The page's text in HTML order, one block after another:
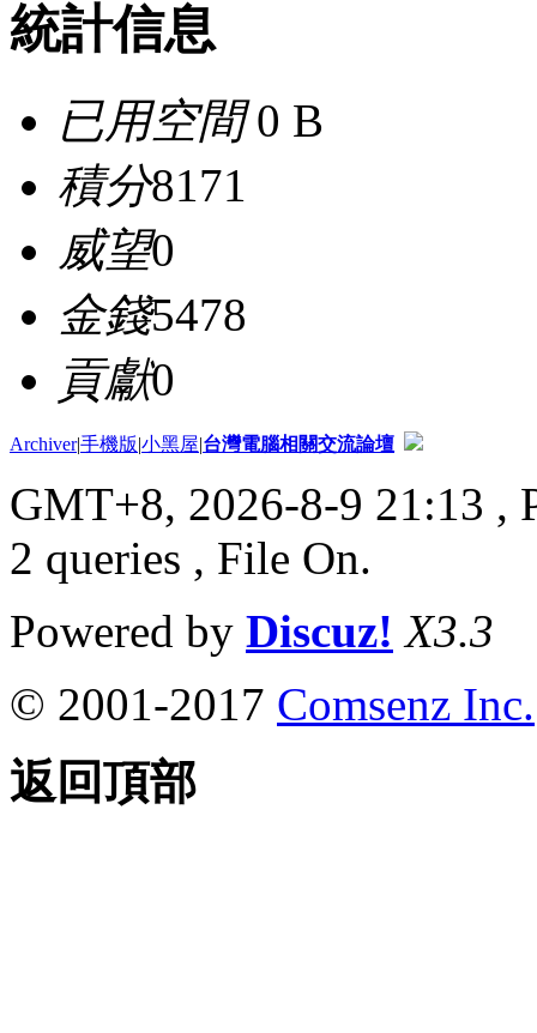
統計信息
已用空間0 B
積分8171
威望0
金錢5478
貢獻0
Archiver|手機版|小黑屋|台灣電腦相關交流論壇
GMT+8, 2026-8-9 21:13 ,
2 queries , File On.
Powered by Discuz! X3.3
© 2001-2017 Comsenz Inc.
返回頂部